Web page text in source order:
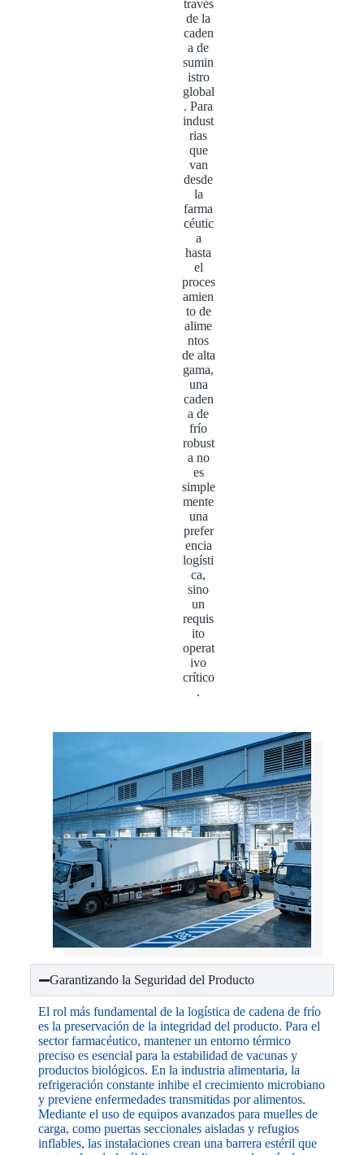
través
de la
caden
a de
sumin
istro
global
. Para
indust
rias
que
van
desde
la
farma
céutic
a
hasta
el
proces
amien
to de
alime
ntos
de alta
gama,
una
caden
a de
frío
robust
a no
es
simple
mente
una
prefer
encia
logísti
ca,
sino
un
requis
ito
operat
ivo
crítico
.
Garantizando la Seguridad del Producto
El rol más fundamental de la logística de cadena de frío
es la preservación de la integridad del producto. Para el
sector farmacéutico, mantener un entorno térmico
preciso es esencial para la estabilidad de vacunas y
productos biológicos. En la industria alimentaria, la
refrigeración constante inhibe el crecimiento microbiano
y previene enfermedades transmitidas por alimentos.
Mediante el uso de equipos avanzados para muelles de
carga, como puertas seccionales aisladas y refugios
inflables, las instalaciones crean una barrera estéril que